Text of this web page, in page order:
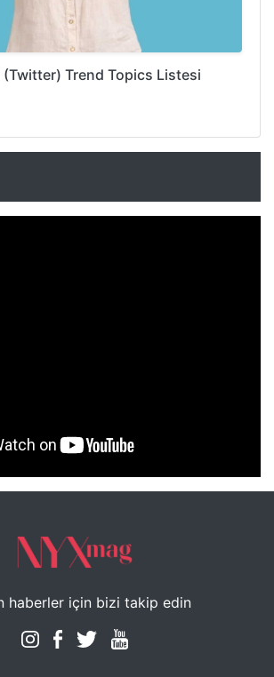
(Twitter) Trend Topics Listesi
Kutlama Etkinliği
haberler için bizi takip edin